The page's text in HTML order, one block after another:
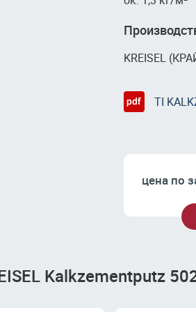
KREISEL
TI
цена по
Kalkzementputz